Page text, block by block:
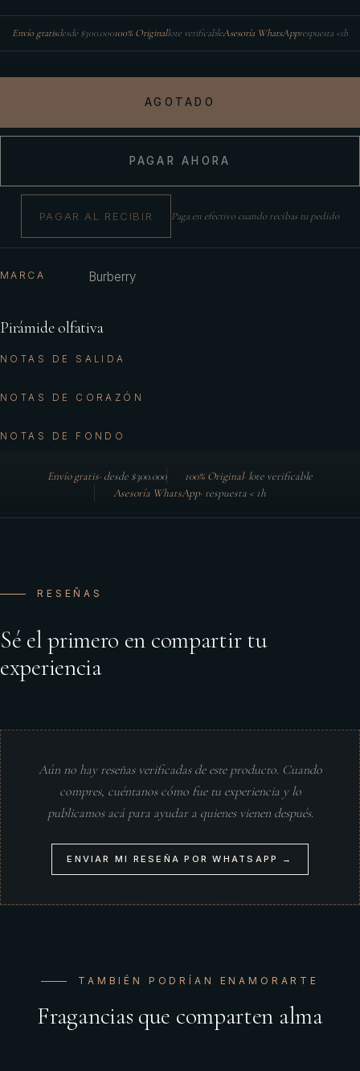
Envío gratisdesde $300.000100% Originallote verificableAsesoría WhatsApprespuesta <1h
AGOTADO
PAGAR AHORA
PAGAR AL RECIBIR Paga en efectivo cuando recibas tu pedido
MARCA Burberry
Pirámide olfativa
NOTAS DE SALIDA
NOTAS DE CORAZÓN
NOTAS DE FONDO
Envío gratis· desde $300.000 100% Original· lote verificable
Asesoría WhatsApp· respuesta < 1h
RESEÑAS
Sé el primero en compartir tu
experiencia
Aún no hay reseñas verificadas de este producto. Cuando
compres, cuéntanos cómo fue tu experiencia y lo
publicamos acá para ayudar a quienes vienen después.
ENVIAR MI RESEÑA POR WHATSAPP →
TAMBIÉN PODRÍAN ENAMORARTE
Fragancias que comparten alma